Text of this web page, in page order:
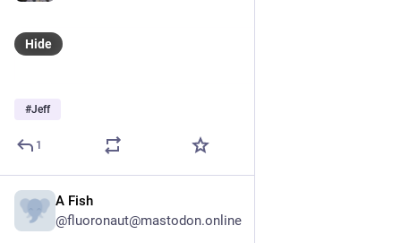
Hide
#Jeff
1
A Fish
@fluoronaut@mastodon.online